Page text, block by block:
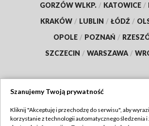
GORZÓW WLKP. / KATOWICE /
KRAKÓW / LUBLIN / ŁÓDŹ /
OPOLE / POZNAŃ /
SZCZECIN / WARSZAWA /
TVP
Szanujemy Twoją prywatność
Kliknij "Akceptuję i przechodzę do serwisu", aby
korzystanie z technologii automatycznego śledzenia i